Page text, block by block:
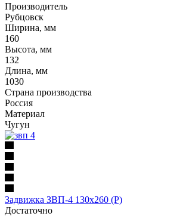
Производитель
Рубцовск
Ширина, мм
160
Высота, мм
132
Длина, мм
1030
Страна производства
Россия
Материал
Чугун
Задвижка ЗВП-4 130х260 (Р)
Достаточно